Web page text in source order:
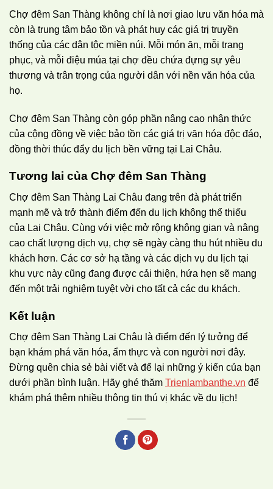
Chợ đêm San Thàng không chỉ là nơi giao lưu văn hóa mà
còn là trung tâm bảo tồn và phát huy các giá trị truyền
thống của các dân tộc miền núi. Mỗi món ăn, mỗi trang
phục, và mỗi điệu múa tại chợ đều chứa đựng sự yêu
thương và trân trọng của người dân với nền văn hóa của
họ.
Chợ đêm San Thàng còn góp phần nâng cao nhận thức
của cộng đồng về việc bảo tồn các giá trị văn hóa độc đáo,
đồng thời thúc đẩy du lịch bền vững tại Lai Châu.
Tương lai của Chợ đêm San Thàng
Chợ đêm San Thàng Lai Châu đang trên đà phát triển
mạnh mẽ và trở thành điểm đến du lịch không thể thiếu
của Lai Châu. Cùng với việc mở rộng không gian và nâng
cao chất lượng dịch vụ, chợ sẽ ngày càng thu hút nhiều du
khách hơn. Các cơ sở hạ tầng và các dịch vụ du lịch tại
khu vực này cũng đang được cải thiện, hứa hẹn sẽ mang
đến một trải nghiệm tuyệt vời cho tất cả các du khách.
Kết luận
Chợ đêm San Thàng Lai Châu là điểm đến lý tưởng để
bạn khám phá văn hóa, ẩm thực và con người nơi đây.
Đừng quên chia sẻ bài viết và để lại những ý kiến của bạn
dưới phần bình luận. Hãy ghé thăm Trienlambanthe.vn để
khám phá thêm nhiều thông tin thú vị khác về du lịch!